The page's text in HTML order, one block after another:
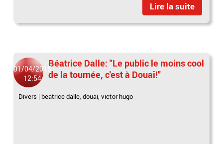
Lire la suite
01/04/2015
12:54
Béatrice Dalle: "Le public le moins cool
de la tournée, c'est à Douai!"
Divers | beatrice dalle,douai,victor hugo